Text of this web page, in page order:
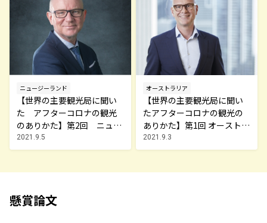
ニュージーランド
【世界の主要観光局に聞い
た アフターコロナの観光
のありかた】第2回 ニュー
ジーランド政府観光局 観
光の力でニュージーランド
2021.9.5
オーストラリア
【世界の主要観光局に聞い
たアフターコロナの観光の
ありかた】第1回 オーストラ
リア政府観光局 国内旅行を
活性化させニュージーラン
施国を模索
2021.9.3
懸賞論文